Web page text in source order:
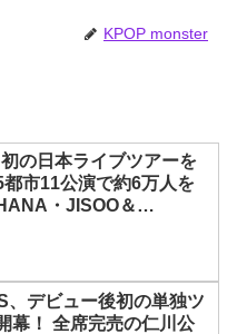
魅力をチェックKPOP monster
初の日本ライブツアーを
市11公演で約6万人を
・JISOO＆
、デビュー後初の単独ツ
幕！ 全席完売の仁川公